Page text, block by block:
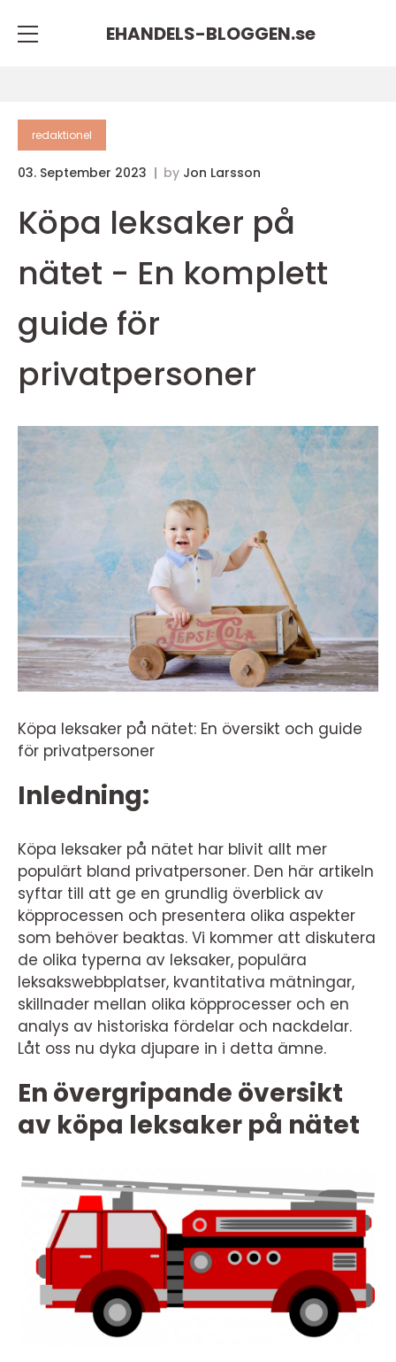
EHANDELS-BLOGGEN.se
redaktionel
03. September 2023 by Jon Larsson
Köpa leksaker på
nätet - En komplett
guide för
privatpersoner
Köpa leksaker på nätet: En översikt och guide
för privatpersoner
Inledning:
Köpa leksaker på nätet har blivit allt mer
populärt bland privatpersoner. Den här artikeln
syftar till att ge en grundlig överblick av
köpprocessen och presentera olika aspekter
som behöver beaktas. Vi kommer att diskutera
de olika typerna av leksaker, populära
leksakswebbplatser, kvantitativa mätningar,
skillnader mellan olika köpprocesser och en
analys av historiska fördelar och nackdelar.
Låt oss nu dyka djupare in i detta ämne.
En övergripande översikt
av köpa leksaker på nätet